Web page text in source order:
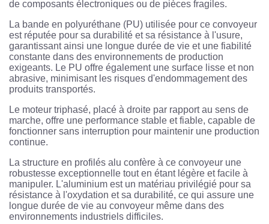
de composants électroniques ou de pièces fragiles.
La bande en polyuréthane (PU) utilisée pour ce convoyeur
est réputée pour sa durabilité et sa résistance à l'usure,
garantissant ainsi une longue durée de vie et une fiabilité
constante dans des environnements de production
exigeants. Le PU offre également une surface lisse et non
abrasive, minimisant les risques d'endommagement des
produits transportés.
Le moteur triphasé, placé à droite par rapport au sens de
marche, offre une performance stable et fiable, capable de
fonctionner sans interruption pour maintenir une production
continue.
La structure en profilés alu confère à ce convoyeur une
robustesse exceptionnelle tout en étant légère et facile à
manipuler. L'aluminium est un matériau privilégié pour sa
résistance à l'oxydation et sa durabilité, ce qui assure une
longue durée de vie au convoyeur même dans des
environnements industriels difficiles.